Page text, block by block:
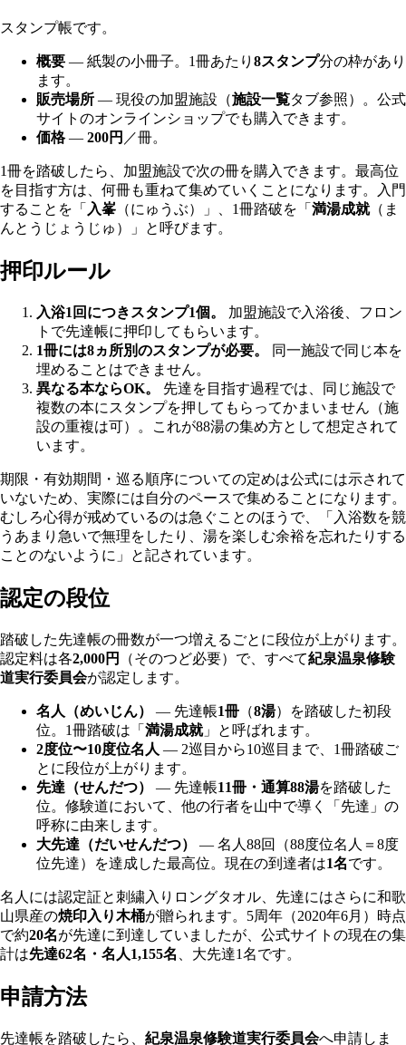
スタンプ帳です。
概要 — 紙製の小冊子。1冊あたり 8スタンプ分の枠があり
ます。
販売場所 — 現役の加盟施設（施設一覧タブ参照）。公式
サイトのオンラインショップでも購入できます。
価格— 200円 ／冊。
1冊を踏破したら、加盟施設で次の冊を購入できます。最高位
を目指す方は、何冊も重ねて集めていくことになります。入門
することを「 入峯 （にゅうぶ）」、1冊踏破を「 満湯成就（ま
んとうじょうじゅ）」と呼びます。
押印ルール
入浴1回につきスタンプ1個。
加盟施設で入浴後、フロン
トで先達帳に押印してもらいます。
1冊には8ヵ所別のスタンプが必要。
同一施設で同じ本を
埋めることはできません。
異なる本ならOK。
先達を目指す過程では、同じ施設で
複数の本にスタンプを押してもらってかまいません（施
設の重複は可）。これが88湯の集め方として想定されて
います。
期限・有効期間・巡る順序についての定めは公式には示されて
いないため、実際には自分のペースで集めることになります。
むしろ心得が戒めているのは急ぐことのほうで、「入浴数を競
うあまり急いで無理をしたり、湯を楽しむ余裕を忘れたりする
ことのないように」と記されています。
認定の段位
踏破した先達帳の冊数が一つ増えるごとに段位が上がります。
認定料は各2,000円 （そのつど必要）で、すべて紀泉温泉修験
道実行委員会が認定します。
名人（めいじん） — 先達帳1冊 （8湯）を踏破した初段
位。1冊踏破は「 満湯成就」と呼ばれます。
2度位〜10度位名人 — 2巡目から10巡目まで、1冊踏破ご
とに段位が上がります。
先達（せんだつ）
— 先達帳11冊・通算88湯を踏破した
位。修験道において、他の行者を山中で導く「先達」の
呼称に由来します。
大先達（だいせんだつ）
— 名人88回（88度位名人＝8度
位先達）を達成した最高位。現在の到達者は1名です。
名人には認定証と刺繍入りロングタオル、先達にはさらに和歌
山県産の焼印入り木桶が贈られます。5周年（2020年6月）時点
で約20名が先達に到達していましたが、公式サイトの現在の集
計は先達62名・名人1,155名 、大先達1名です。
申請方法
先達帳を踏破したら、 紀泉温泉修験道実行委員会へ申請しま